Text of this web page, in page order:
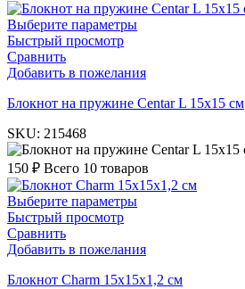
Выберите параметры
Быстрый просмотр
Сравнить
Добавить в пожелания
Блокнот на пружине Centar L 15х15 см
SKU: 215468
150 ₽ Всего 10 товаров
Выберите параметры
Быстрый просмотр
Сравнить
Добавить в пожелания
Блокнот Charm 15х15х1,2 см